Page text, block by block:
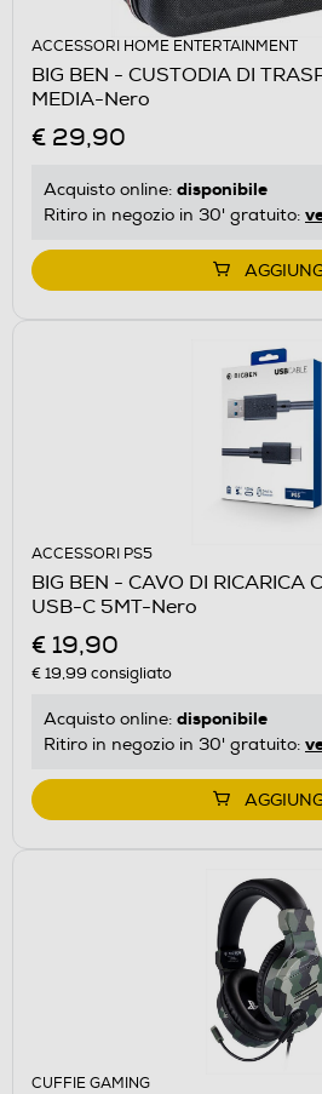
ACCESSORI HOME ENTERTAINMENT
BIG BEN - CUSTODIA DI
MEDIA-Nero
€ 29,90
Acquisto online: disponibile
Ritiro in negozio in 30' gratuito:
ACCESSORI PS5
BIG BEN - CAVO DI RICARICA
USB-C 5MT-Nero
€ 19,90
€ 19,99 consigliato
Acquisto online: disponibile
Ritiro in negozio in 30' gratuito:
CUFFIE GAMING